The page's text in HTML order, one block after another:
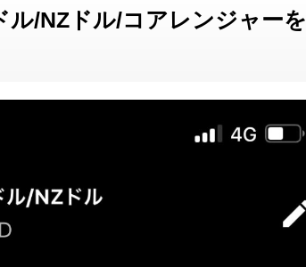
ル/NZドル/コアレンジャーを